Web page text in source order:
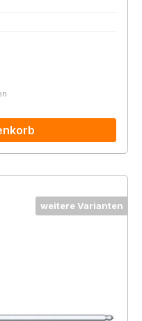
weitere Varianten